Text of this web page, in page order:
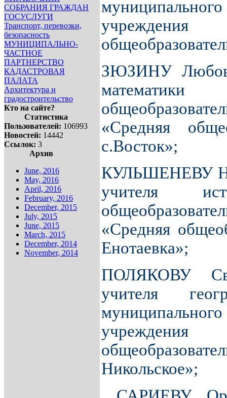
СОБРАНИЯ ГРАЖДАН
ГОСУСЛУГИ
Транспорт, перевозки,
безопасность
МУНИЦИПАЛЬНО-
ЧАСТНОЕ
ПАРТНЕРСТВО
КАДАСТРОВАЯ
ПАЛАТА
Архитектура и
градостроительство
Кто на сайте?
Статистика
Пользователей: 106993
Новостей: 14442
Ссылок: 3
Архив
June, 2016
May, 2016
April, 2016
February, 2016
December, 2015
July, 2015
June, 2015
March, 2015
December, 2014
November, 2014
ЗЮЗИНУ
«Средняя
с.Восток»;
КУЛЬШЕНЕВУ
учителя
«Средняя
Енотаевка»;
ПОЛЯКОВУ
учителя
Никольское»;